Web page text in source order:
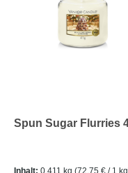
Spun Sugar Flurries
Inhalt: 0.411 kg (72,75 € / 1